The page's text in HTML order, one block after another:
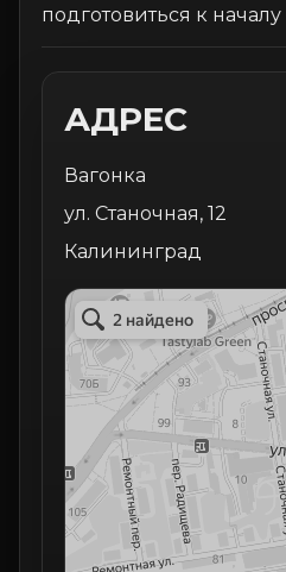
подготовиться к
АДРЕС
Вагонка
ул. Станочная, 12
Калининград